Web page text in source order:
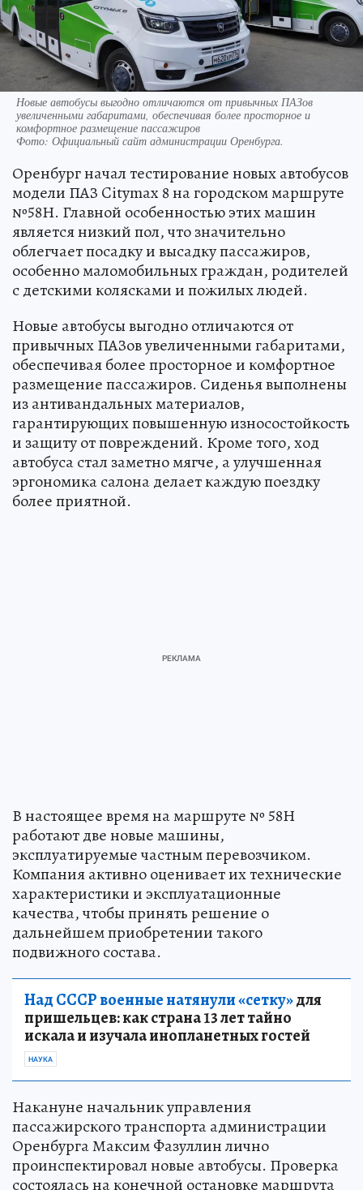
Новые автобусы выгодно отличаются от привычных ПАЗов
увеличенными габаритами, обеспечивая более просторное и
комфортное размещение пассажиров
Фото: Официальный сайт администрации Оренбурга.
Оренбург начал тестирование новых автобусов
модели ПАЗ Citymax 8 на городском маршруте
№58Н. Главной особенностью этих машин
является низкий пол, что значительно
облегчает посадку и высадку пассажиров,
особенно маломобильных граждан, родителей
с детскими колясками и пожилых людей.
Новые автобусы выгодно отличаются от
привычных ПАЗов увеличенными габаритами,
обеспечивая более просторное и комфортное
размещение пассажиров. Сиденья выполнены
из антивандальных материалов,
гарантирующих повышенную износостойкость
и защиту от повреждений. Кроме того, ход
автобуса стал заметно мягче, а улучшенная
эргономика салона делает каждую поездку
более приятной.
В настоящее время на маршруте № 58Н
работают две новые машины,
эксплуатируемые частным перевозчиком.
Компания активно оценивает их технические
характеристики и эксплуатационные
качества, чтобы принять решение о
дальнейшем приобретении такого
подвижного состава.
Над СССР военные натянули «сетку»для
пришельцев: как страна 13 лет тайно
искала и изучала инопланетных гостей
НАУКА
Накануне начальник управления
пассажирского транспорта администрации
Оренбурга Максим Фазуллин лично
проинспектировал новые автобусы. Проверка
состоялась на конечной остановке маршрута